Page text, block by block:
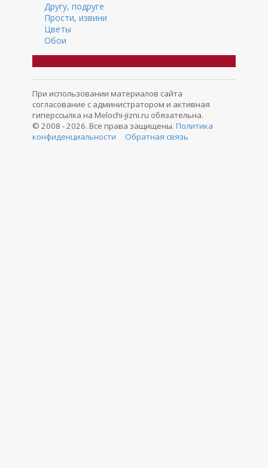
Другу, подруге
Прости, извини
Цветы
Обои
При использовании материалов сайта
согласование с администратором и активная
гиперссылка на Melochi-jizni.ru обязательна.
© 2008 - 2026. Все права защищены. Политика
конфиденциальности
Обратная связь